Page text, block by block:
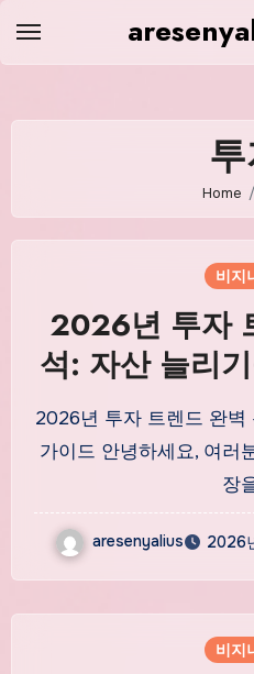
Home
비지
2026년 투자
석: 자산 늘리
2026년 투자 트렌드 완벽
가이드 안녕하세요, 여러
장
aresenyalius 2026
비지